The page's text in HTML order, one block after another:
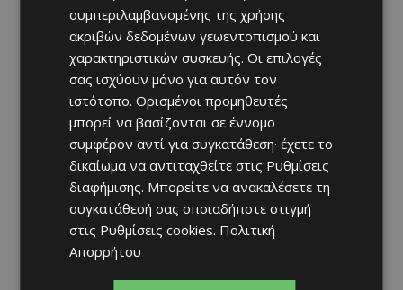
συμπεριλαμβανομένης της χρήσης
ακριβών δεδομένων γεωεντοπισμού και
χαρακτηριστικών συσκευής. Οι επιλογές
σας ισχύουν μόνο για αυτόν τον
ιστότοπο. Ορισμένοι προμηθευτές
μπορεί να βασίζονται σε έννομο
συμφέρον αντί για συγκατάθεση· έχετε το
δικαίωμα να αντιταχθείτε στις Ρυθμίσεις
διαφήμισης. Μπορείτε να ανακαλέσετε τη
συγκατάθεσή σας οποιαδήποτε στιγμή
στις Ρυθμίσεις cookies. Πολιτική
Απορρήτου